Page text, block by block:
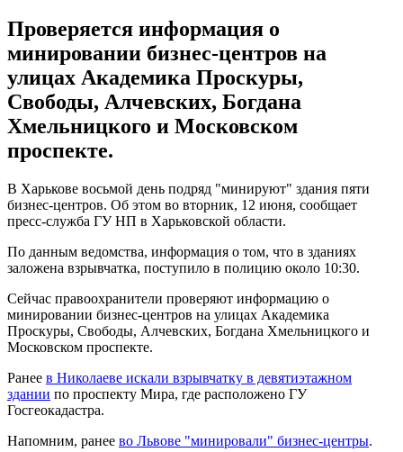
Проверяется информация о
минировании бизнес-центров на
улицах Академика Проскуры,
Свободы, Алчевских, Богдана
Хмельницкого и Московском
проспекте.
В Харькове восьмой день подряд "минируют" здания пяти
бизнес-центров. Об этом во вторник, 12 июня, сообщает
пресс-служба ГУ НП в Харьковской области.
По данным ведомства, информация о том, что в зданиях
заложена взрывчатка, поступило в полицию около 10:30.
Сейчас правоохранители проверяют информацию о
минировании бизнес-центров на улицах Академика
Проскуры, Свободы, Алчевских, Богдана Хмельницкого и
Московском проспекте.
Ранее в Николаеве искали взрывчатку в девятиэтажном
здании по проспекту Мира, где расположено ГУ
Госгеокадастра.
Напомним, ранее во Львове "минировали" бизнес-центры.